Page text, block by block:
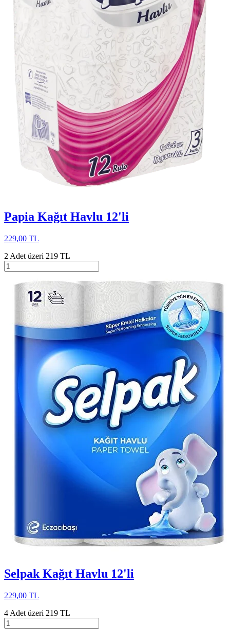
Papia Kağıt Havlu 12'li
229,00 TL
2 Adet üzeri 219 TL
Selpak Kağıt Havlu 12'li
229,00 TL
4 Adet üzeri 219 TL